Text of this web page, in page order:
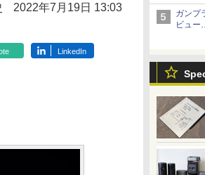
ガンプ
ビュー
『機
ーム
2022年7月19日 13:03
LinkedIn